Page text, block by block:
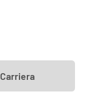
Carriera